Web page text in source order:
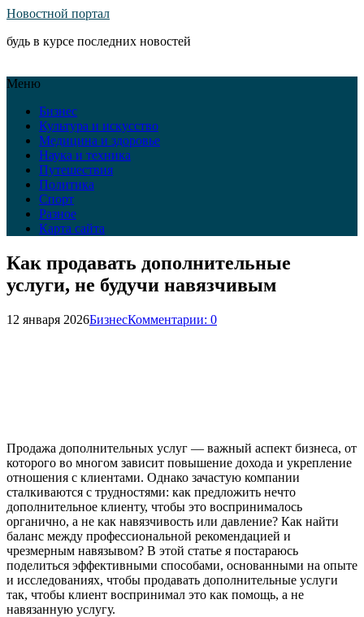
Новостной портал
будь в курсе последних новостей
Меню
Бизнес
Культура и искусство
Медицина и здоровье
Наука и техника
Путешествия
Политика
Спорт
Разное
Карта сайта
Как продавать дополнительные
услуги, не будучи навязчивым
12 января 2026БизнесКомментарии: 0
Продажа дополнительных услуг — важный аспект бизнеса, от
которого во многом зависит повышение дохода и укрепление
отношения с клиентами. Однако зачастую компании
сталкиваются с трудностями: как предложить нечто
дополнительное клиенту, чтобы это воспринималось
органично, а не как навязчивость или давление? Как найти
баланс между профессиональной рекомендацией и
чрезмерным навязывом? В этой статье я постараюсь
поделиться эффективными способами, основанными на опыте
и исследованиях, чтобы продавать дополнительные услуги
так, чтобы клиент воспринимал это как помощь, а не
навязанную услугу.